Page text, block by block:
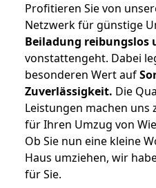
Profitieren Sie von
Netzwerk für günstige
Beiladung reibungslos
vonstattengeht. Dabei
besonderen Wert auf
Zuverlässigkeit. Die
Leistungen machen uns
für Ihren Umzug von
Ob Sie nun eine kleine
Haus umziehen, wir
für Sie.